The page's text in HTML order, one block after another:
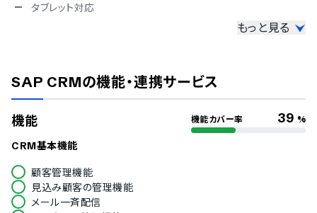
タブレット対応
冗長化
通信の暗号化
IP制限
二要素認証・二段階認証
シングルサインオン
対応言語
英語
中国語
もっと見る
SAP CRMの機能・連携サービス
機能 機能カバー率 39 %
CRM基本機能
顧客管理機能
見込み顧客の管理機能
メール一斉配信